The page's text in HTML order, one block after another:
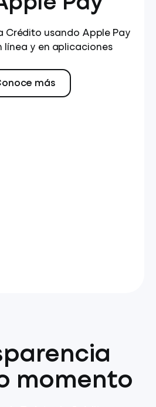
Crédito usando Apple Pay
línea y en aplicaciones
más
momento